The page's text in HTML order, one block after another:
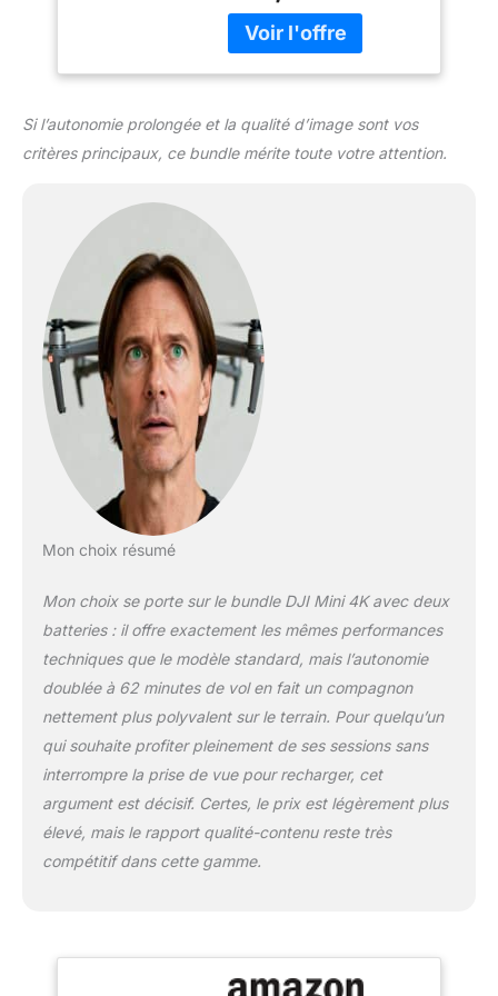
et réglementations
locales en vigueur avant
de piloter votre drone.
catégories A1 et A3. Les
opérateurs ne sont pas
pour des images
cinématographiques -
luminosité, des levers de
soleil aux scènes de nuit.
La nacelle à 3 axes
garantit une stabilité
parfaite pour des
séquences dignes du
grand écran. Résistance
au vent de 38 km/h
(niveau 5) - Les moteurs
sans balais améliorent la
puissance et permettent
peut atteindre jusqu’à 10
km[2]. Création continue
prolongée - Choisissez
parmi trois packs : une
batterie (31 min), deux
batteries (62 min) ou
[3]. Dites adieu à l’anxiété
liée à la batterie. Simple
d’utilisation et sûr - DJI
Mini 4K prend en charge
Si l’autonomie prolongée et la qualité d’image sont vos
critères principaux, ce bundle mérite toute votre attention.
Mon choix résumé
Mon choix se porte sur le bundle DJI Mini 4K avec deux
batteries : il offre exactement les mêmes performances
techniques que le modèle standard, mais l’autonomie
doublée à 62 minutes de vol en fait un compagnon
nettement plus polyvalent sur le terrain. Pour quelqu’un
qui souhaite profiter pleinement de ses sessions sans
interrompre la prise de vue pour recharger, cet
argument est décisif. Certes, le prix est légèrement plus
élevé, mais le rapport qualité-contenu reste très
compétitif dans cette gamme.